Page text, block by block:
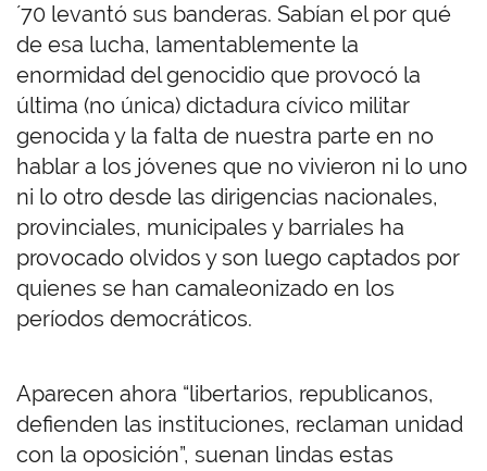
´70 levantó sus banderas. Sabían el por qué
de esa lucha, lamentablemente la
enormidad del genocidio que provocó la
última (no única) dictadura cívico militar
genocida y la falta de nuestra parte en no
hablar a los jóvenes que no vivieron ni lo uno
ni lo otro desde las dirigencias nacionales,
provinciales, municipales y barriales ha
provocado olvidos y son luego captados por
quienes se han camaleonizado en los
períodos democráticos.
Aparecen ahora “libertarios, republicanos,
defienden las instituciones, reclaman unidad
con la oposición”, suenan lindas estas